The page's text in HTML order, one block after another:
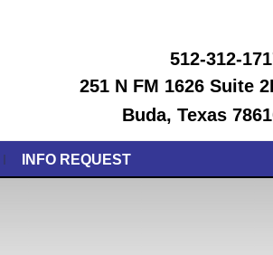
512-312-
251 N FM 1626 Suite
Buda, Texas
INFO REQUEST